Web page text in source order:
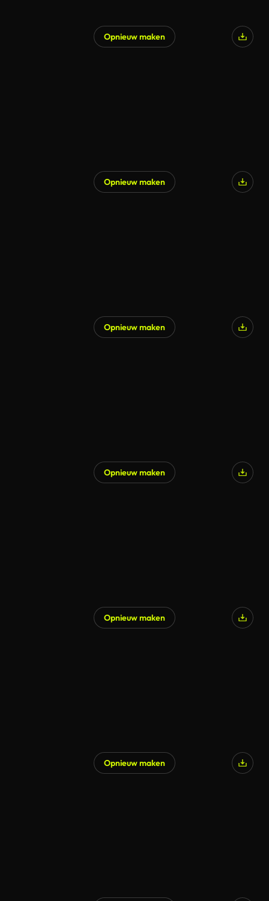
Opnieuw maken
Opnieuw maken
Opnieuw maken
Opnieuw maken
Opnieuw maken
Opnieuw maken